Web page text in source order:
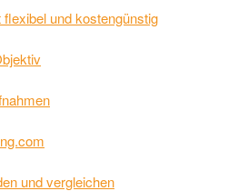
und kostengünstig
und vergleichen